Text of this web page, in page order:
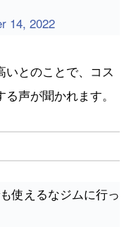
14, 2022
とのことで、コス
声が聞かれます。
使えるなジムに行っ